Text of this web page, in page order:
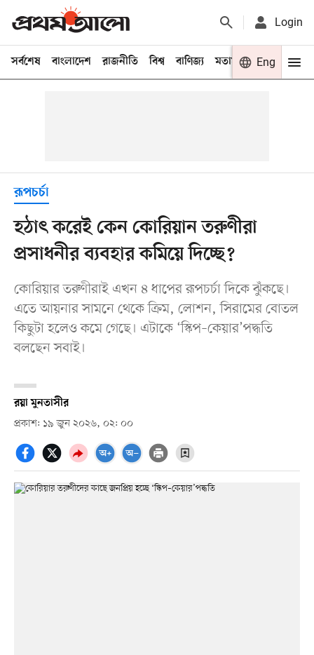
Login
সর্বশেষ বাংলাদেশ রাজনীতি বিশ্ব বাণিজ্য মতামত খেলা
Eng
রূপচর্চা
হঠাৎ করেই কেন কোরিয়ান তরুণীরা
প্রসাধনীর ব্যবহার কমিয়ে দিচ্ছে?
কোরিয়ার তরুণীরাই এখন ৪ ধাপের রূপচর্চা দিকে ঝুঁকছে।
এতে আয়নার সামনে থেকে ক্রিম, লোশন, সিরামের বোতল
কিছুটা হলেও কমে গেছে। এটাকে ‘স্কিপ–কেয়ার’পদ্ধতি
বলছেন সবাই।
রয়া মুনতাসীর
প্রকাশ: ১৯ জুন ২০২৬, ০২: ০০